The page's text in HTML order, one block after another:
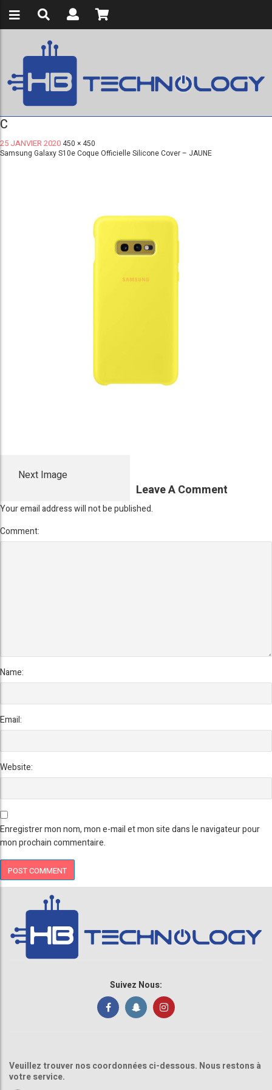
C
25 JANVIER 2020 450 × 450
Samsung Galaxy S10e Coque Officielle Silicone Cover – JAUNE
Next Image
Leave A Comment
Your email address will not be published.
Comment:
Name:
Email:
Website:
Enregistrer mon nom, mon e-mail et mon site dans le navigateur pour
mon prochain commentaire.
Suivez Nous:
Veuillez trouver nos coordonnées ci-dessous. Nous restons à
votre service.